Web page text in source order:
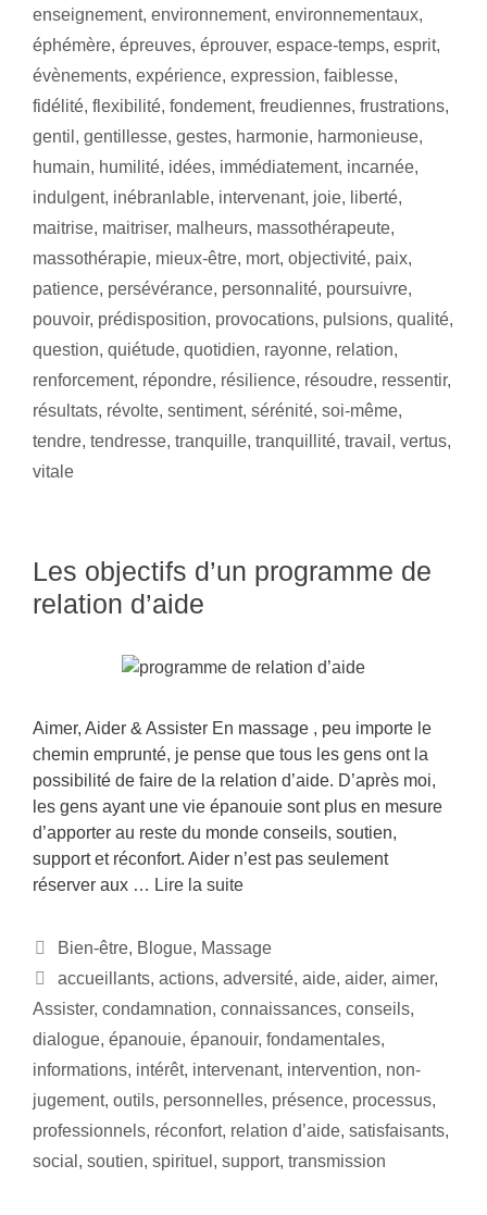
enseignement, environnement, environnementaux,
éphémère, épreuves, éprouver, espace-temps, esprit,
évènements, expérience, expression, faiblesse,
fidélité, flexibilité, fondement, freudiennes, frustrations,
gentil , gentillesse, gestes, harmonie, harmonieuse,
humain, humilité, idées, immédiatement, incarnée,
indulgent, inébranlable, intervenant, joie, liberté,
maitrise, maitriser, malheurs, massothérapeute,
massothérapie, mieux-être, mort, objectivité, paix,
patience, persévérance, personnalité, poursuivre,
pouvoir, prédisposition, provocations, pulsions, qualité,
question, quiétude, quotidien, rayonne, relation,
renforcement, répondre, résilience, résoudre, ressentir,
résultats, révolte, sentiment, sérénité, soi-même,
tendre, tendresse, tranquille, tranquillité, travail , vertus,
vitale
Les objectifs d’un programme de
relation d’aide
Aimer, Aider & Assister En massage , peu importe le
chemin emprunté, je pense que tous les gens ont la
possibilité de faire de la relation d’aide. D’après moi,
les gens ayant une vie épanouie sont plus en mesure
d’apporter au reste du monde conseils, soutien,
support et réconfort. Aider n’est pas seulement
réserver aux … Lire la suite
Bien-être, Blogue, Massage
accueillants, actions, adversité, aide, aider, aimer,
Assister, condamnation, connaissances, conseils,
dialogue, épanouie, épanouir, fondamentales,
informations, intérêt, intervenant, intervention, non-
jugement, outils, personnelles, présence, processus,
professionnels, réconfort, relation d’aide, satisfaisants,
social , soutien, spirituel , support, transmission